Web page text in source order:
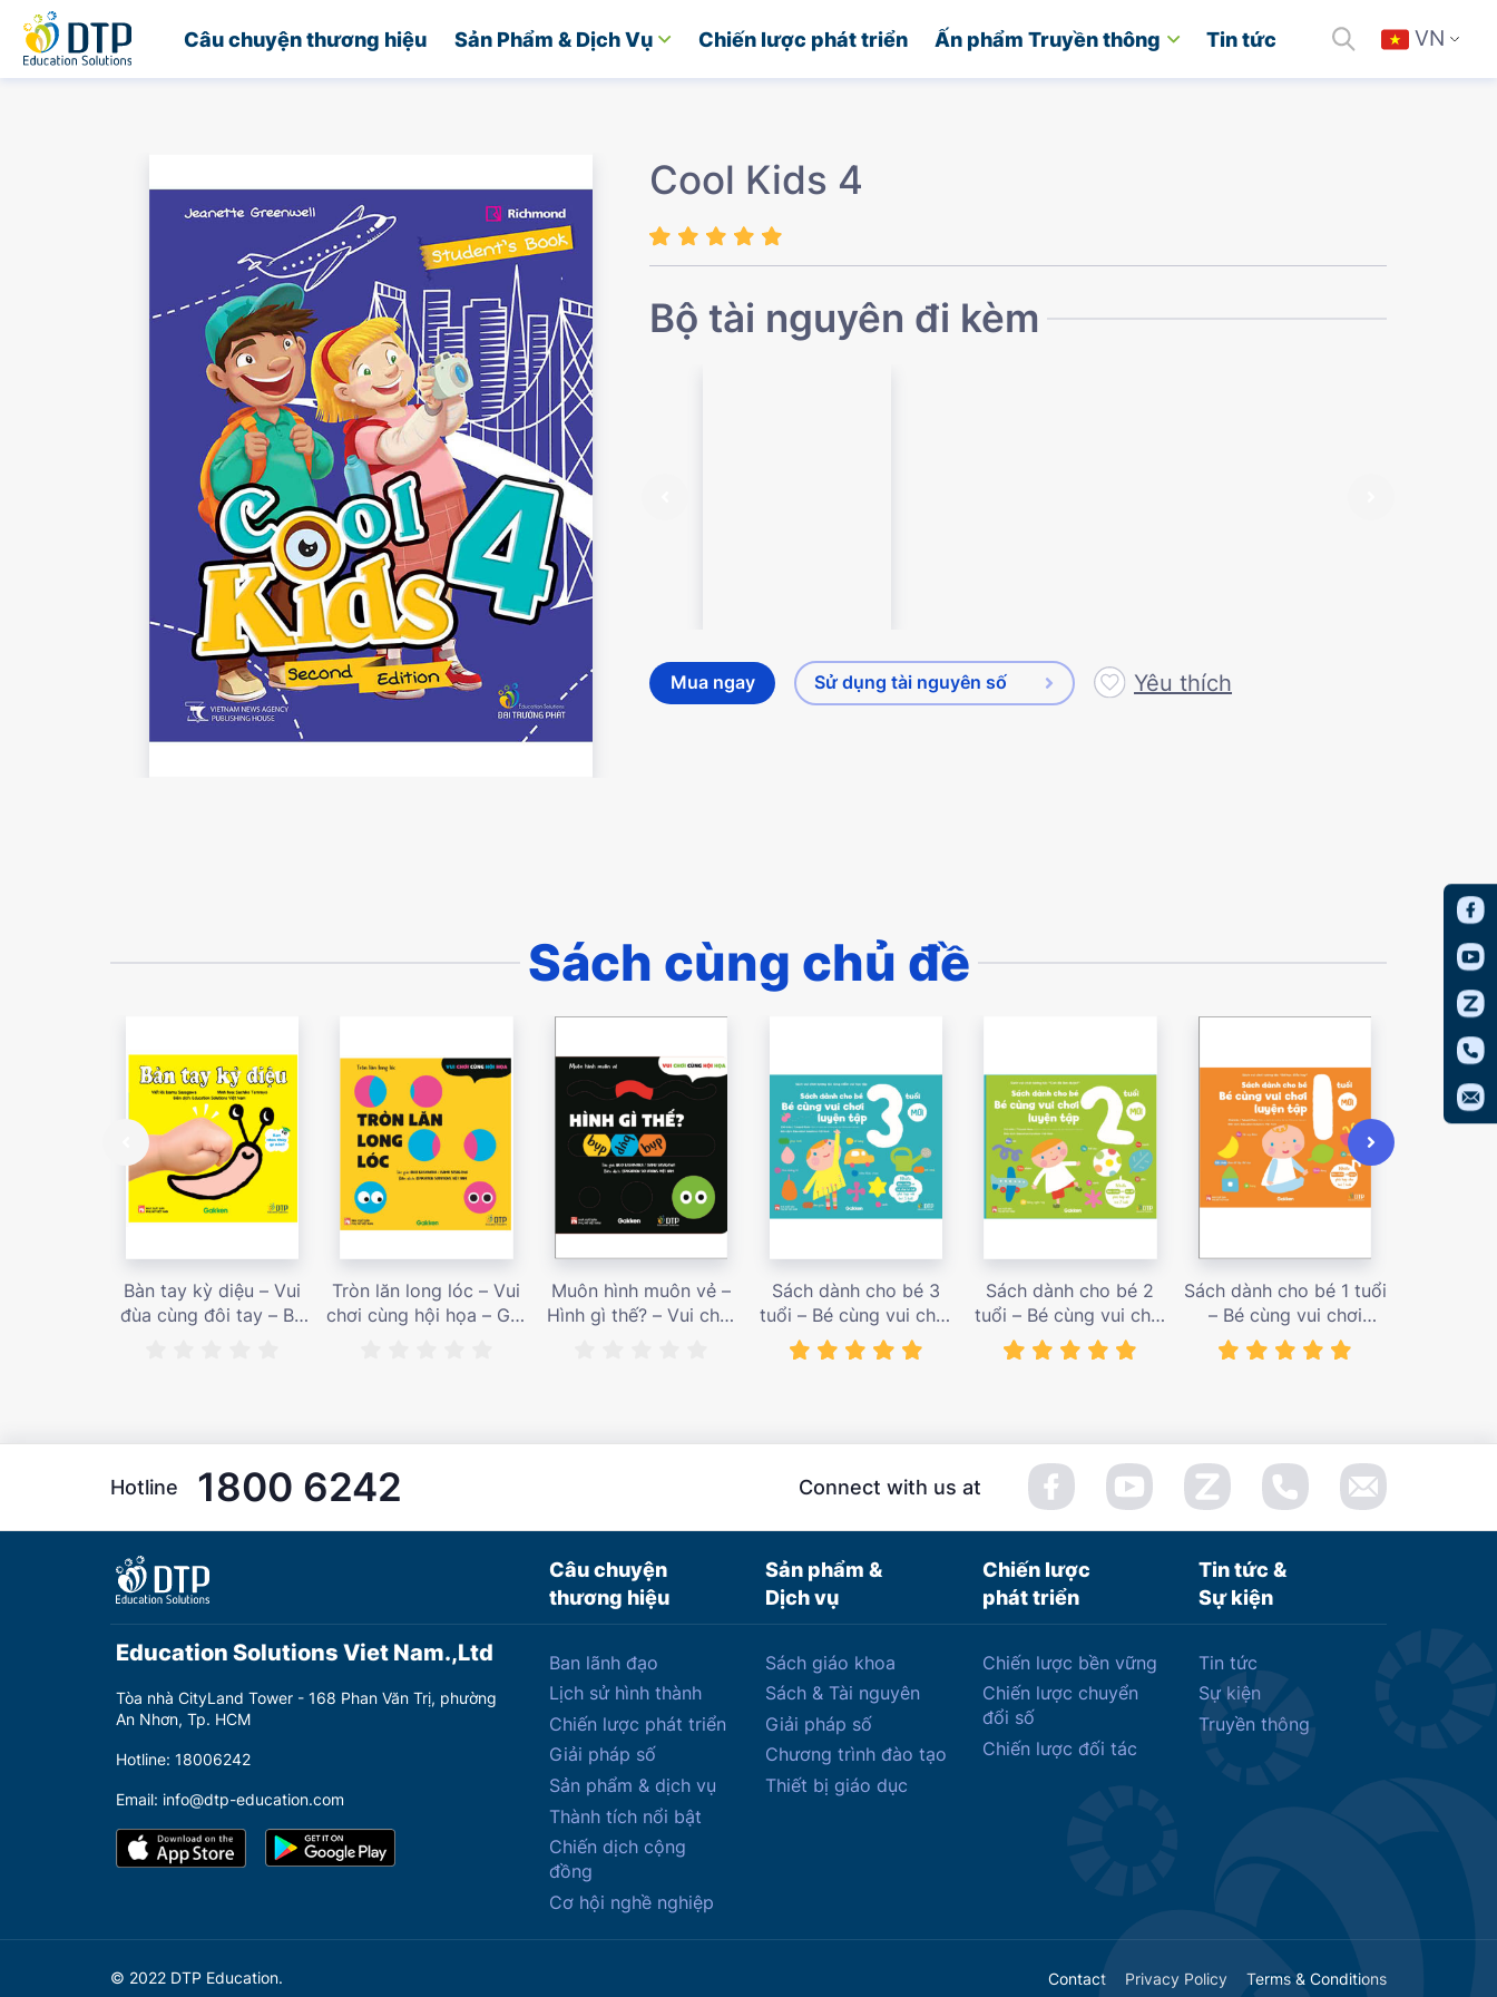
Câu chuyện thương hiệu Sản Phẩm & Dịch Vụ Chiến lược phát triển Ấn phẩm Truyền thông Tin tức VN
Trang chủ
Cool Kids 4
Bộ tài nguyên đi kèm
Mua ngay Sử dụng tài nguyên số Yêu thích
Sách cùng chủ đề
Bàn tay kỳ diệu – Vui
đùa cùng đôi tay – Bé
Tròn lăn long lóc – Vui
chơi cùng hội họa – Giá
Muôn hình muôn vẻ –
Hình gì thế? – Vui chơi
Sách dành cho bé 3
tuổi – Bé cùng vui chơi
luyện tập – Sách vui
chơi tương tác tăng
Sách dành cho bé 2
tuổi – Bé cùng vui chơi
luyện tập – Sách vui
chơi tương tác Con đã
Sách dành cho bé 1 tuổi
– Bé cùng vui chơi
luyện tập – Sách vui
chơi tương tác Bé học
Hotline 1800 6242 Connect with us at
Câu chuyện
thương hiệu
Sản phẩm &
Dịch vụ
Chiến lược
phát triển
Tin tức &
Sự kiện
Education Solutions Viet Nam.,Ltd
Tòa nhà CityLand Tower - 168 Phan Văn Trị, phường
An Nhơn, Tp. HCM
Hotline: 18006242
Email: info@dtp-education.com
Ban lãnh đạo
Lịch sử hình thành
Chiến lược phát triển
Giải pháp số
Sản phẩm & dịch vụ
Thành tích nổi bật
Chiến dịch cộng
đồng
Cơ hội nghề nghiệp
Sách giáo khoa
Sách & Tài nguyên
Giải pháp số
Chương trình đào tạo
Thiết bị giáo dục
Chiến lược bền vững
Chiến lược chuyển
đổi số
Chiến lược đối tác
Tin tức
Sự kiện
Truyền thông
© 2022 DTP Education. Contact Privacy Policy Terms & Conditions